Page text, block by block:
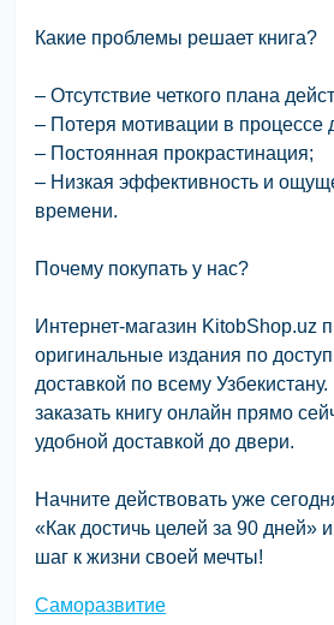
Какие проблемы решает книга?
– Отсутствие четкого плана
– Потеря мотивации в процессе
– Постоянная прокрастинация;
– Низкая эффективность и
времени.
Почему покупать у нас?
Интернет-магазин KitobShop.uz
оригинальные издания по
доставкой по всему
заказать книгу онлайн прямо
удобной доставкой до двери.
Начните действовать уже
«Как достичь целей за 90 дней»
шаг к жизни своей мечты!
Саморазвитие